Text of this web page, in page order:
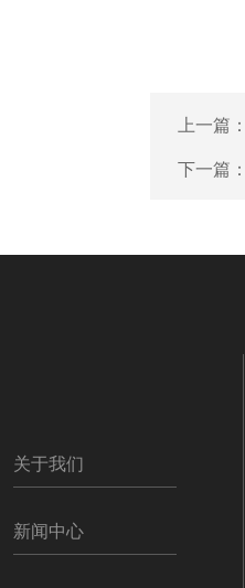
上一篇
下一篇
关于我们
新闻中心